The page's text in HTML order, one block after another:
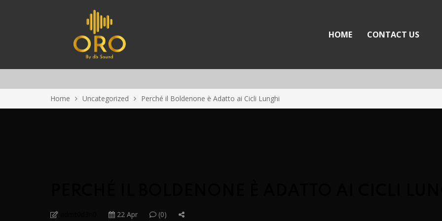
HOME CONTACT US
Armania Blog
Home Uncategorized Perché il Boldenone è Adatto ai Cicli Lunghi
22 Apr (0)